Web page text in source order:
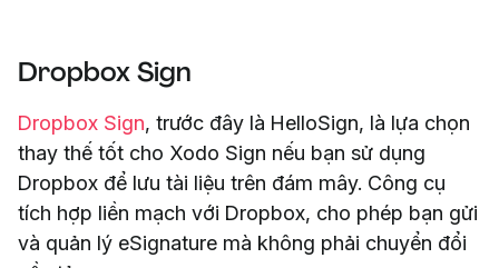
Dropbox Sign
Dropbox Sign, trước đây là HelloSign, là lựa chọn
thay thế tốt cho Xodo Sign nếu bạn sử dụng
Dropbox để lưu tài liệu trên đám mây. Công cụ
tích hợp liền mạch với Dropbox, cho phép bạn gửi
và quản lý eSignature mà không phải chuyển đổi